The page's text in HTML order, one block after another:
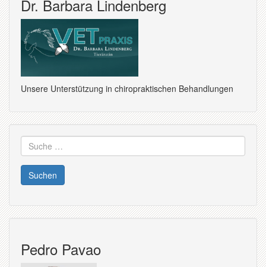
Dr. Barbara Lindenberg
Unsere Unterstützung in chiropraktischen Behandlungen
Suche
nach:
Pedro Pavao